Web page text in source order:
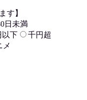
す】
日未満
以下
千円超
メ